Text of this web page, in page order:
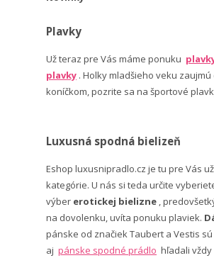
Plavky
Už teraz pre Vás máme ponuku
plavky . Holky mladšieho veku
koníčkom, pozrite sa na športové
Luxusná spodná bielizeň
Eshop luxusnipradlo.cz je tu pre Vás
kategórie. U nás si teda určite
výber erotickej bielizne ,
na dovolenku, uvíta ponuku plaviek.
pánske od značiek Taubert a Vestis
aj pánske spodné prádlo hľadali